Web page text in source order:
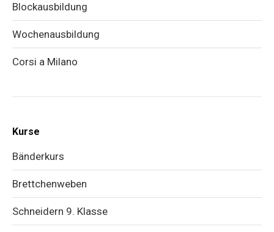
Blockausbildung
Wochenausbildung
Corsi a Milano
Kurse
Bänderkurs
Brettchenweben
Schneidern 9. Klasse